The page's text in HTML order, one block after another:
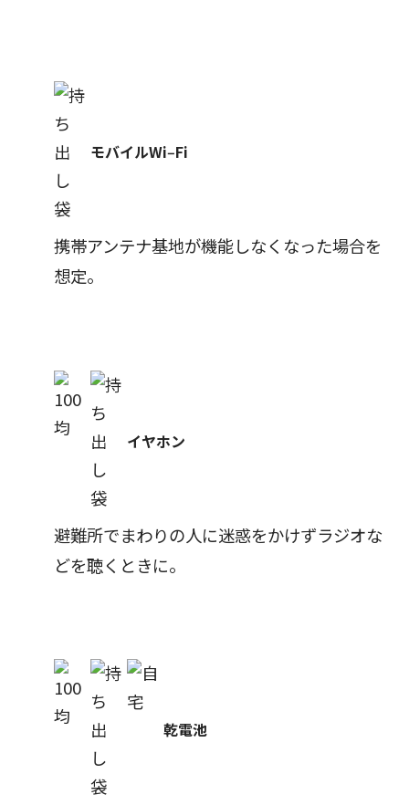
モバイルWi‒Fi
携帯アンテナ基地が機能しなくなった場合を
想定。
イヤホン
避難所でまわりの人に迷惑をかけずラジオな
どを聴くときに。
乾電池